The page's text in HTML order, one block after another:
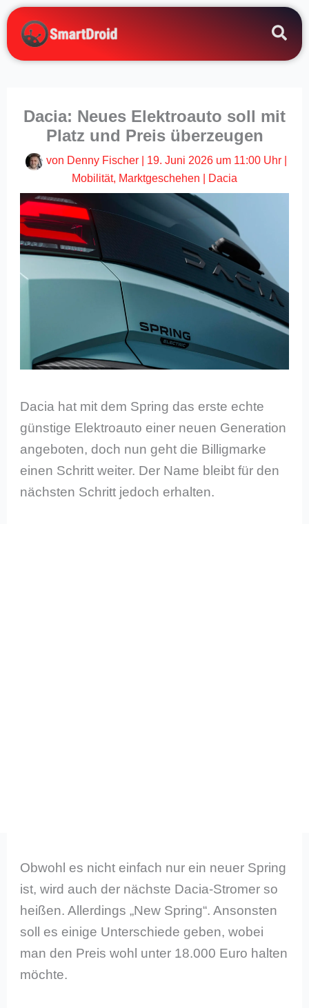
Zum
Inhalt
springen
Dacia: Neues Elektroauto soll mit
Platz und Preis überzeugen
von Denny Fischer 19. Juni 2026 um 11:00 Uhr
Mobilität, Marktgeschehen Dacia
Dacia hat mit dem Spring das erste echte
günstige Elektroauto einer neuen Generation
angeboten, doch nun geht die Billigmarke
einen Schritt weiter. Der Name bleibt für den
nächsten Schritt jedoch erhalten.
Obwohl es nicht einfach nur ein neuer Spring
ist, wird auch der nächste Dacia-Stromer so
heißen. Allerdings „New Spring“. Ansonsten
soll es einige Unterschiede geben, wobei
man den Preis wohl unter 18.000 Euro halten
möchte.